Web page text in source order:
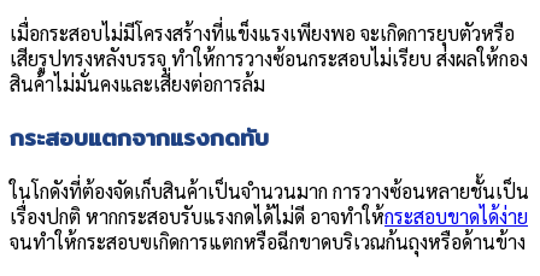
เมื่อกระสอบไม่มีโครงสร้างที่แข็งแรงเพียงพอ จะเกิดการยุบตัวหรือ
เสียรูปทรงหลังบรรจุ ทำให้การวางซ้อนกระสอบไม่เรียบ ส่งผลให้กอง
สินค้าไม่มั่นคงและเสี่ยงต่อการล้ม
กระสอบแตกจากแรงกดทับ
ในโกดังที่ต้องจัดเก็บสินค้าเป็นจำนวนมาก การวางซ้อนหลายชั้นเป็น
เรื่องปกติ หากกระสอบรับแรงกดได้ไม่ดี อาจทำให้กระสอบขาดได้ง่าย
จนทำให้กระสอบฃเกิดการแตกหรือฉีกขาดบริเวณก้นถุงหรือด้านข้าง